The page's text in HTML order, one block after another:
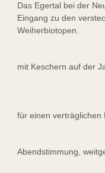
Das Egertal bei der
Eingang zu den
Weiherbiotopen.
mit Keschern auf der
für einen verträglichen
Abendstimmung,